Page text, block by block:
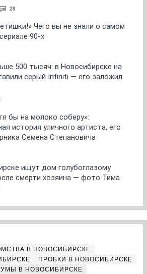
28
Чего вы не знали о самом
90-х
500 тысяч: в Новосибирске на
серый Infiniti — его заложил
бы на молоко соберу»:
история уличного артиста, его
Семена Степановича
ищут дом голубоглазому
смерти хозяина — фото Тима
В НОВОСИБИРСКЕ
ПРОБКИ В НОВОСИБИРСКЕ
В НОВОСИБИРСКЕ